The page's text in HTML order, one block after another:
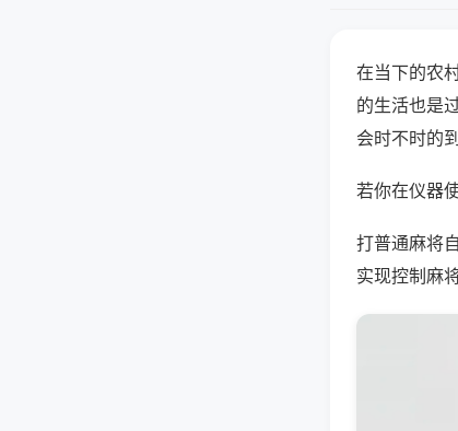
在当下的农
的生活也是
会时不时的
若你在仪器
打普通麻将
实现控制麻